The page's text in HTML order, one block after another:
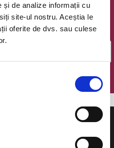
și de analize informații cu
site-ul nostru. Aceștia le
oferite de dvs. sau culese
cu cele mai noi